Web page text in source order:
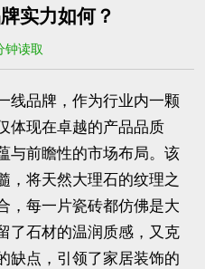
实力如何？
钟读取
线品牌，作为行业内一颗
体现在卓越的产品品质
与前瞻性的市场布局。该
，将天然大理石的纹理之
，每一片瓷砖都仿佛是大
了石材的温润质感，又克
缺点，引领了家居装饰的